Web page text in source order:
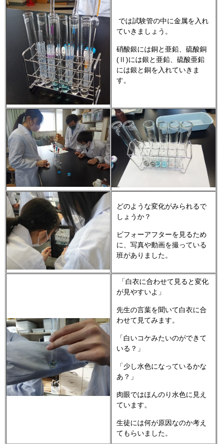
では試験管の中に金属を入れ
ていきましょう。
硝酸銀には銅と亜鉛、硫酸銅
(Ⅱ)には銀と亜鉛、硫酸亜鉛
には銀と銅を入れていきま
す。
どのような変化がみられるで
しょうか？
ビフォーアフターを見るため
に、写真や動画を撮っている
班がありました。
「白衣に合わせて見ると変化
が見やすいよ」
先生の言葉を聞いて白衣に合
わせて見てみます。
「白いコケみたいのができて
いる？」
「少し水色になっているかな
あ？」
肉眼ではほんのり水色に見え
ています。
生徒には何が原因なのか考え
てもらいました。